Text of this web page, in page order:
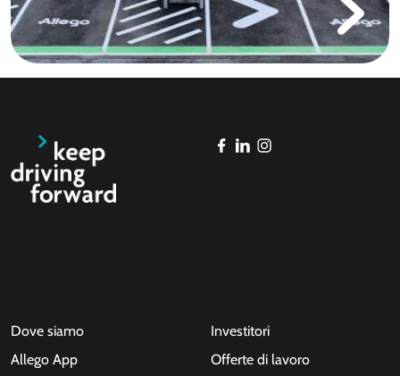
Dove siamo
Allego App
Investitori
Offerte di lavoro